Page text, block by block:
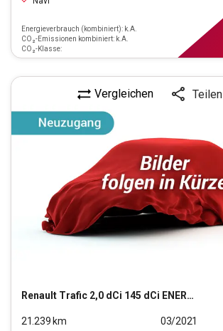
Energieverbrauch (kombiniert): k.A.
CO₂-Emissionen kombiniert: k.A.
CO₂-Klasse:
Renault Trafic 2,0 dCi 145 dCi ENERGY L2H1 3,0t Komfort
Vergleichen Teilen
21.239 km
03/2021